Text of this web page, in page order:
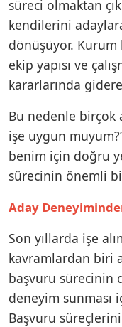
süreci olmaktan
kendilerini
dönüşüyor. Kurum
ekip yapısı ve
kararlarında
Bu nedenle birçok
işe uygun
benim için doğru
sürecinin önemli
Aday
Son yıllarda işe
kavramlardan biri
başvuru sürecinin
deneyim sunması
Başvuru